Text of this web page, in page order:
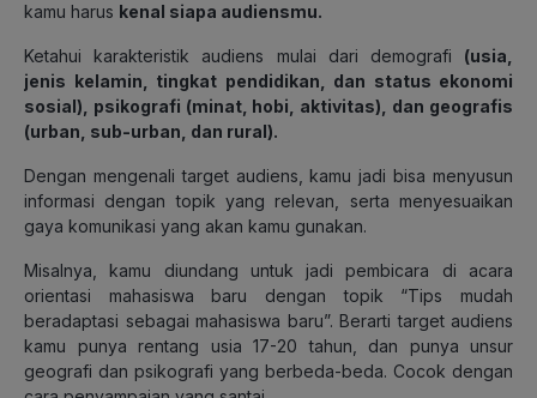
kamu harus kenal siapa audiensmu.
Ketahui karakteristik audiens mulai dari demografi (usia,
jenis kelamin, tingkat pendidikan, dan status ekonomi
sosial), psikografi (minat, hobi, aktivitas), dan geografis
(urban, sub-urban, dan rural).
Dengan mengenali target audiens, kamu jadi bisa menyusun
informasi dengan topik yang relevan, serta menyesuaikan
gaya komunikasi yang akan kamu gunakan.
Misalnya, kamu diundang untuk jadi pembicara di acara
orientasi mahasiswa baru dengan topik “Tips mudah
beradaptasi sebagai mahasiswa baru”. Berarti target audiens
kamu punya rentang usia 17-20 tahun, dan punya unsur
geografi dan psikografi yang berbeda-beda. Cocok dengan